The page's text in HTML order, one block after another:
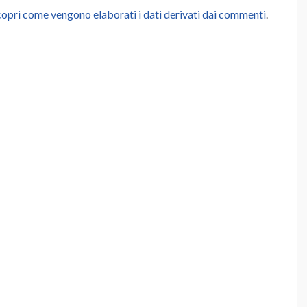
come vengono elaborati i dati derivati dai commenti.